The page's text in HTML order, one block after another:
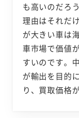
も高いのだろ
理由はそれだ
が大きい車は
車市場で価値
すいのです。
が輸出を目的
り、買取価格